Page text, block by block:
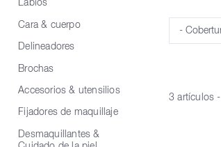
Labios
Cara & cuerpo
Delineadores
Brochas
Accesorios & utensilios
Fijadores de maquillaje
Desmaquillantes &
Cobertura
3 artículos -